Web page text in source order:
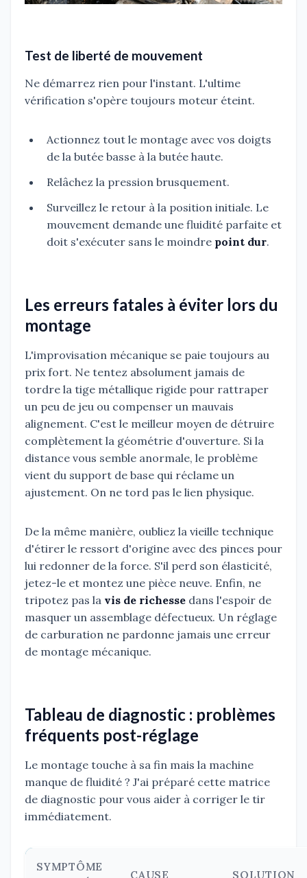
Test de liberté de mouvement
Ne démarrez rien pour l'instant. L'ultime
vérification s'opère toujours moteur éteint.
Actionnez tout le montage avec vos doigts
de la butée basse à la butée haute.
Relâchez la pression brusquement.
Surveillez le retour à la position initiale. Le
mouvement demande une fluidité parfaite et
doit s'exécuter sans le moindre point dur.
Les erreurs fatales à éviter lors du
montage
L'improvisation mécanique se paie toujours au
prix fort. Ne tentez absolument jamais de
tordre la tige métallique rigide pour rattraper
un peu de jeu ou compenser un mauvais
alignement. C'est le meilleur moyen de détruire
complètement la géométrie d'ouverture. Si la
distance vous semble anormale, le problème
vient du support de base qui réclame un
ajustement. On ne tord pas le lien physique.
De la même manière, oubliez la vieille technique
d'étirer le ressort d'origine avec des pinces pour
lui redonner de la force. S'il perd son élasticité,
jetez-le et montez une pièce neuve. Enfin, ne
tripotez pas la vis de richesse dans l'espoir de
masquer un assemblage défectueux. Un réglage
de carburation ne pardonne jamais une erreur
de montage mécanique.
Tableau de diagnostic : problèmes
fréquents post-réglage
Le montage touche à sa fin mais la machine
manque de fluidité ? J'ai préparé cette matrice
de diagnostic pour vous aider à corriger le tir
immédiatement.
SYMPTÔME
CAUSE SOLUTION